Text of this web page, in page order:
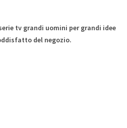
tv grandi uomini per grandi idee
del negozio.